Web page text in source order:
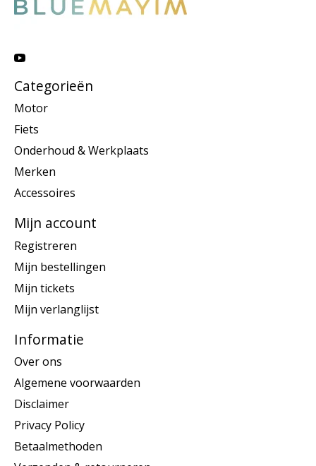
Categorieën
Motor
Fiets
Onderhoud & Werkplaats
Merken
Accessoires
Mijn account
Registreren
Mijn bestellingen
Mijn tickets
Mijn verlanglijst
Informatie
Over ons
Algemene voorwaarden
Disclaimer
Privacy Policy
Betaalmethoden